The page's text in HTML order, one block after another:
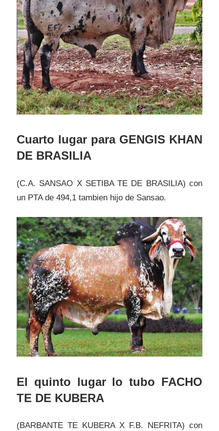
Cuarto lugar para GENGIS KHAN
DE BRASILIA
(C.A. SANSAO X SETIBA TE DE BRASILIA) con
un PTA de 494,1 tambien hijo de Sansao.
El quinto lugar lo tubo FACHO
TE DE KUBERA
(BARBANTE TE KUBERA X F.B. NEFRITA) con